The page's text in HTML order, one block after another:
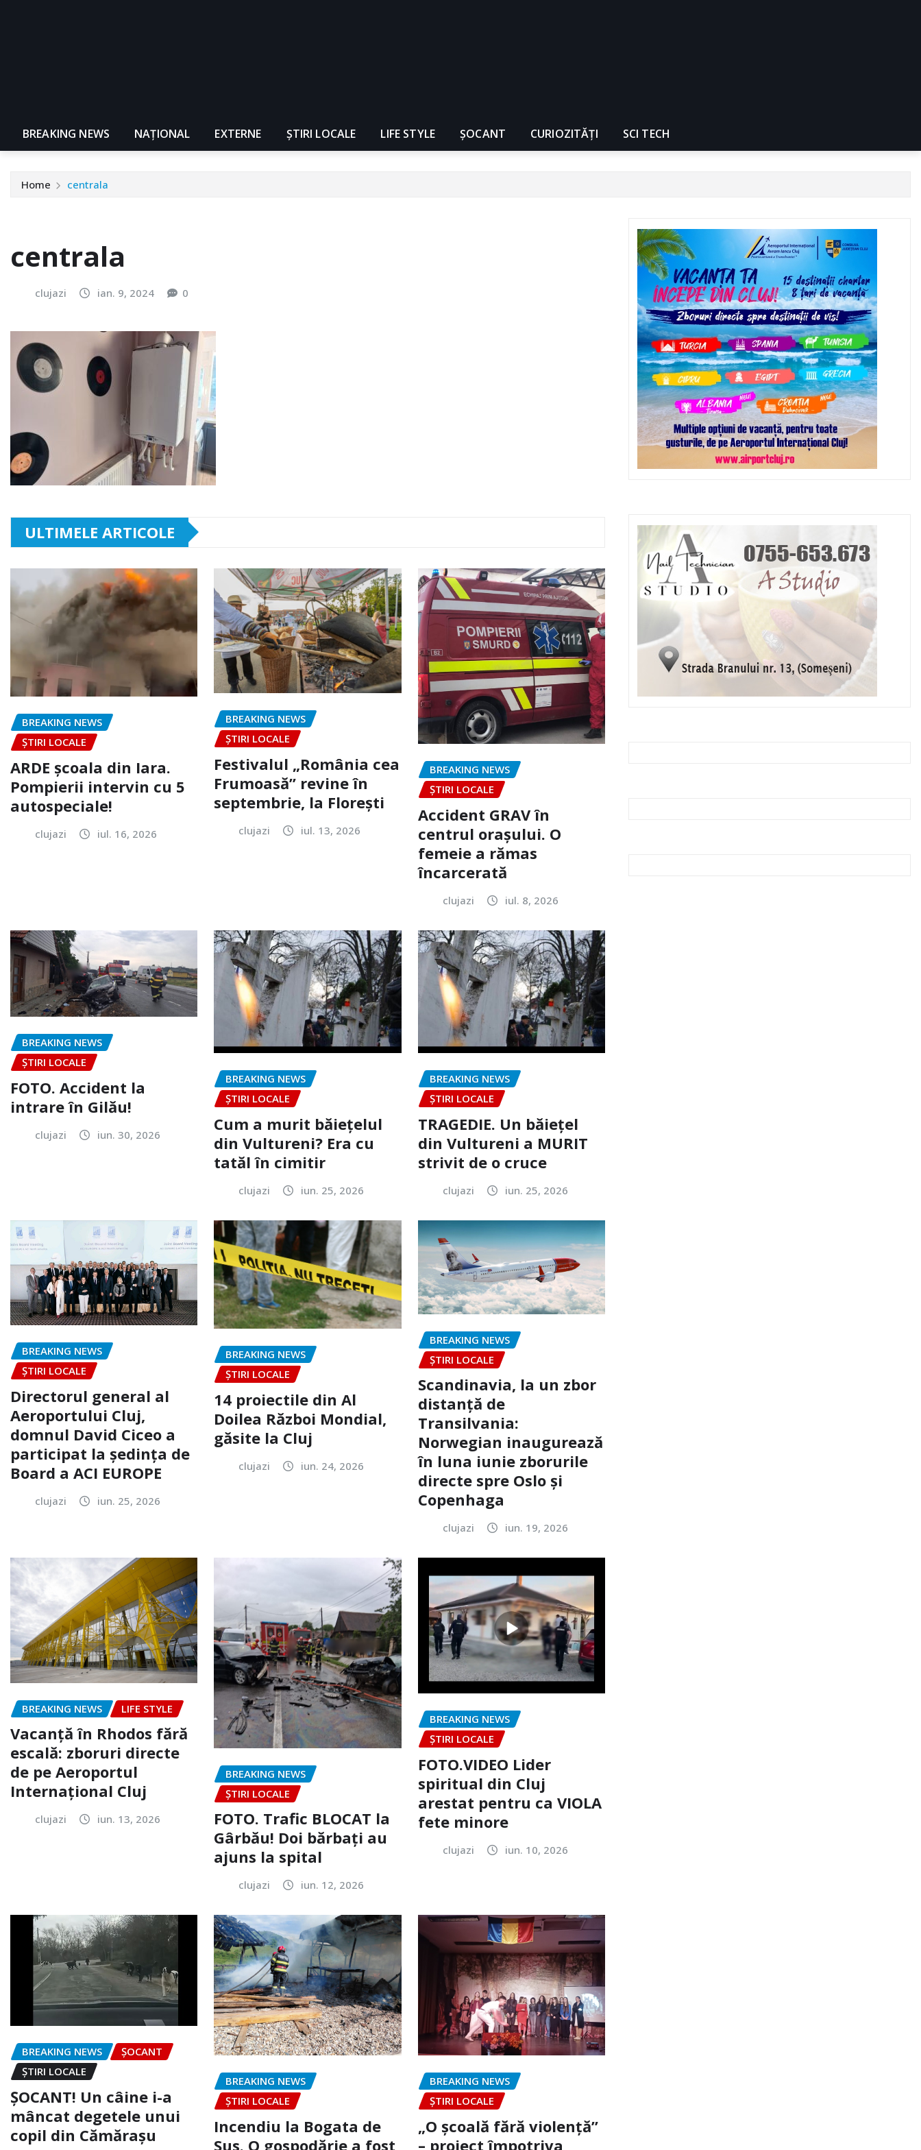
BREAKING NEWS NAŢIONAL EXTERNE ȘTIRI LOCALE LIFE STYLE ȘOCANT CURIOZITĂȚI SCI TECH
Home centrala
centrala
clujazi ian. 9, 2024 0
ULTIMELE ARTICOLE
BREAKING NEWS
ȘTIRI LOCALE
ARDE școala din Iara.
Pompierii intervin cu 5
autospeciale!
clujazi iul. 16, 2026
BREAKING NEWS
ȘTIRI LOCALE
Festivalul „România cea
Frumoasă” revine în
septembrie, la Florești
clujazi iul. 13, 2026
BREAKING NEWS
ȘTIRI LOCALE
Accident GRAV în
centrul orașului. O
femeie a rămas
încarcerată
clujazi iul. 8, 2026
BREAKING NEWS
ȘTIRI LOCALE
FOTO. Accident la
intrare în Gilău!
clujazi iun. 30, 2026
BREAKING NEWS
ȘTIRI LOCALE
Cum a murit băiețelul
din Vultureni? Era cu
tatăl în cimitir
clujazi iun. 25, 2026
BREAKING NEWS
ȘTIRI LOCALE
TRAGEDIE. Un băiețel
din Vultureni a MURIT
strivit de o cruce
clujazi iun. 25, 2026
BREAKING NEWS
ȘTIRI LOCALE
Directorul general al
Aeroportului Cluj,
domnul David Ciceo a
participat la ședința de
Board a ACI EUROPE
clujazi iun. 25, 2026
BREAKING NEWS
ȘTIRI LOCALE
14 proiectile din Al
Doilea Război Mondial,
găsite la Cluj
clujazi iun. 24, 2026
BREAKING NEWS
ȘTIRI LOCALE
Scandinavia, la un zbor
distanță de
Transilvania:
Norwegian inaugurează
în luna iunie zborurile
directe spre Oslo și
Copenhaga
clujazi iun. 19, 2026
BREAKING NEWS LIFE STYLE
Vacanță în Rhodos fără
escală: zboruri directe
de pe Aeroportul
Internațional Cluj
clujazi iun. 13, 2026
BREAKING NEWS
ȘTIRI LOCALE
FOTO. Trafic BLOCAT la
Gârbău! Doi bărbați au
ajuns la spital
clujazi iun. 12, 2026
BREAKING NEWS
ȘTIRI LOCALE
FOTO.VIDEO Lider
spiritual din Cluj
arestat pentru ca VIOLA
fete minore
clujazi iun. 10, 2026
BREAKING NEWS
ȘOCANT
ȘTIRI LOCALE
ȘOCANT! Un câine i-a
mâncat degetele unui
copil din Cămărașu
BREAKING NEWS
ȘTIRI LOCALE
Incendiu la Bogata de
Sus. O gospodărie a fost
BREAKING NEWS
ȘTIRI LOCALE
„O școală fără violență”
– proiect împotriva